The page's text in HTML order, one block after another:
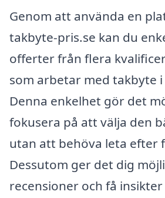
Genom att använda en
takbyte-pris.se kan du
offerter från flera
som arbetar med takbyte
Denna enkelhet gör det
fokusera på att välja den
utan att behöva leta efter
Dessutom ger det dig
recensioner och få